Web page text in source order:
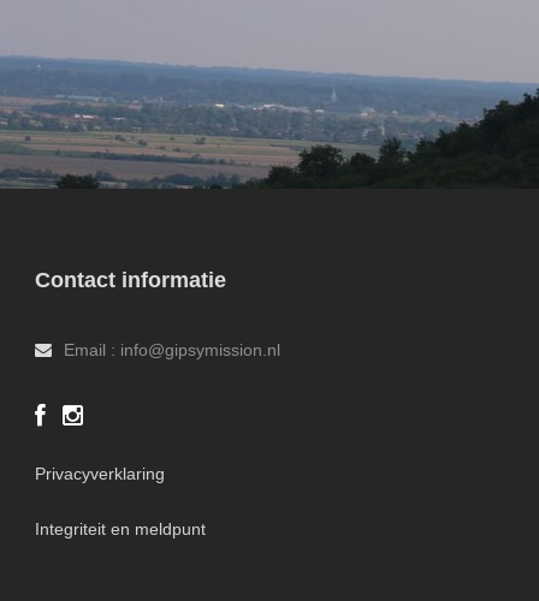
Contact informatie
Email : info@gipsymission.nl
Privacyverklaring
Integriteit en meldpunt